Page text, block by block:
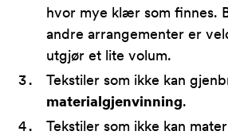
hvor mye klær som finnes.
andre arrangementer er
utgjør et lite volum.
Tekstiler som ikke kan
materialgjenvinning.
Tekstiler som ikke kan